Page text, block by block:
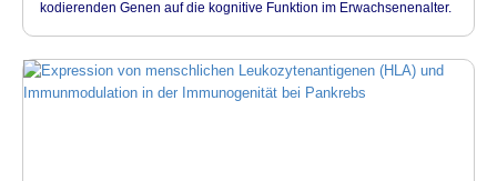
kodierenden Genen auf die kognitive Funktion im Erwachsenenalter.